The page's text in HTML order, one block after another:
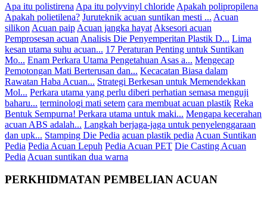
Apa itu polistirena Apa itu polyvinyl chloride Apakah polipropilena
Apakah polietilena? Juruteknik acuan suntikan mesti ... Acuan
silikon Acuan paip Acuan jangka hayat Aksesori acuan
Pemprosesan acuan Analisis Die Penyemperitan Plastik D... Lima
kesan utama suhu acuan... 17 Peraturan Penting untuk Suntikan
Mo... Enam Perkara Utama Pengetahuan Asas a... Mengecap
Pemotongan Mati Berterusan dan... Kecacatan Biasa dalam
Rawatan Haba Acuan... Strategi Berkesan untuk Memendekkan
Mol... Perkara utama yang perlu diberi perhatian semasa menguji
baharu... terminologi mati setem cara membuat acuan plastik Reka
Bentuk Sempurna! Perkara utama untuk maki... Mengapa kecerahan
acuan ABS adalah... Langkah berjaga-jaga untuk penyelenggaraan
dan upk... Stamping Die Pedia acuan plastik pedia Acuan Suntikan
Pedia Pedia Acuan Lepuh Pedia Acuan PET Die Casting Acuan
Pedia Acuan suntikan dua warna
PERKHIDMATAN PEMBELIAN ACUAN